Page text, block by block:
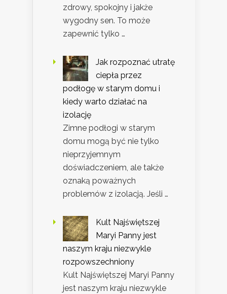
zdrowy, spokojny i jakże
wygodny sen. To może
zapewnić tylko …
Jak rozpoznać utratę
ciepła przez
podłogę w starym domu i
kiedy warto działać na
izolację
Zimne podłogi w starym
domu mogą być nie tylko
nieprzyjemnym
doświadczeniem, ale także
oznaką poważnych
problemów z izolacją. Jeśli …
Kult Najświętszej
Maryi Panny jest
naszym kraju niezwykle
rozpowszechniony
Kult Najświętszej Maryi Panny
jest naszym kraju niezwykle